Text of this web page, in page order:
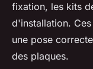
fixation, les kits
d'installation.
une pose
des plaques.